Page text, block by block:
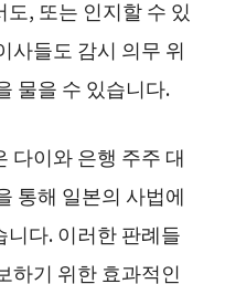
, 또는 인지할 수 있
사들도 감시 의무 위
물을 수 있습니다.
다이와 은행 주주 대
통해 일본의 사법에
다. 이러한 판례들
하기 위한 효과적인